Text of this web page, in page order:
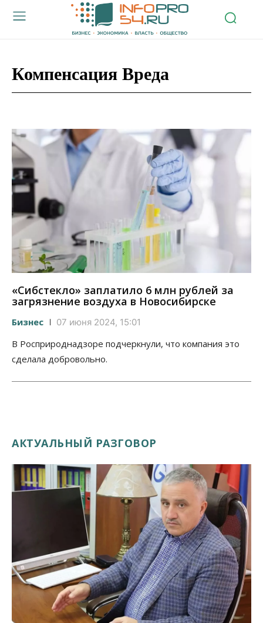
Компенсация Вреда
«Сибстекло» заплатило 6 млн рублей за
загрязнение воздуха в Новосибирске
Бизнес 07 июня 2024, 15:01
В Росприроднадзоре подчеркнули, что компания это
сделала добровольно.
АКТУАЛЬНЫЙ РАЗГОВОР